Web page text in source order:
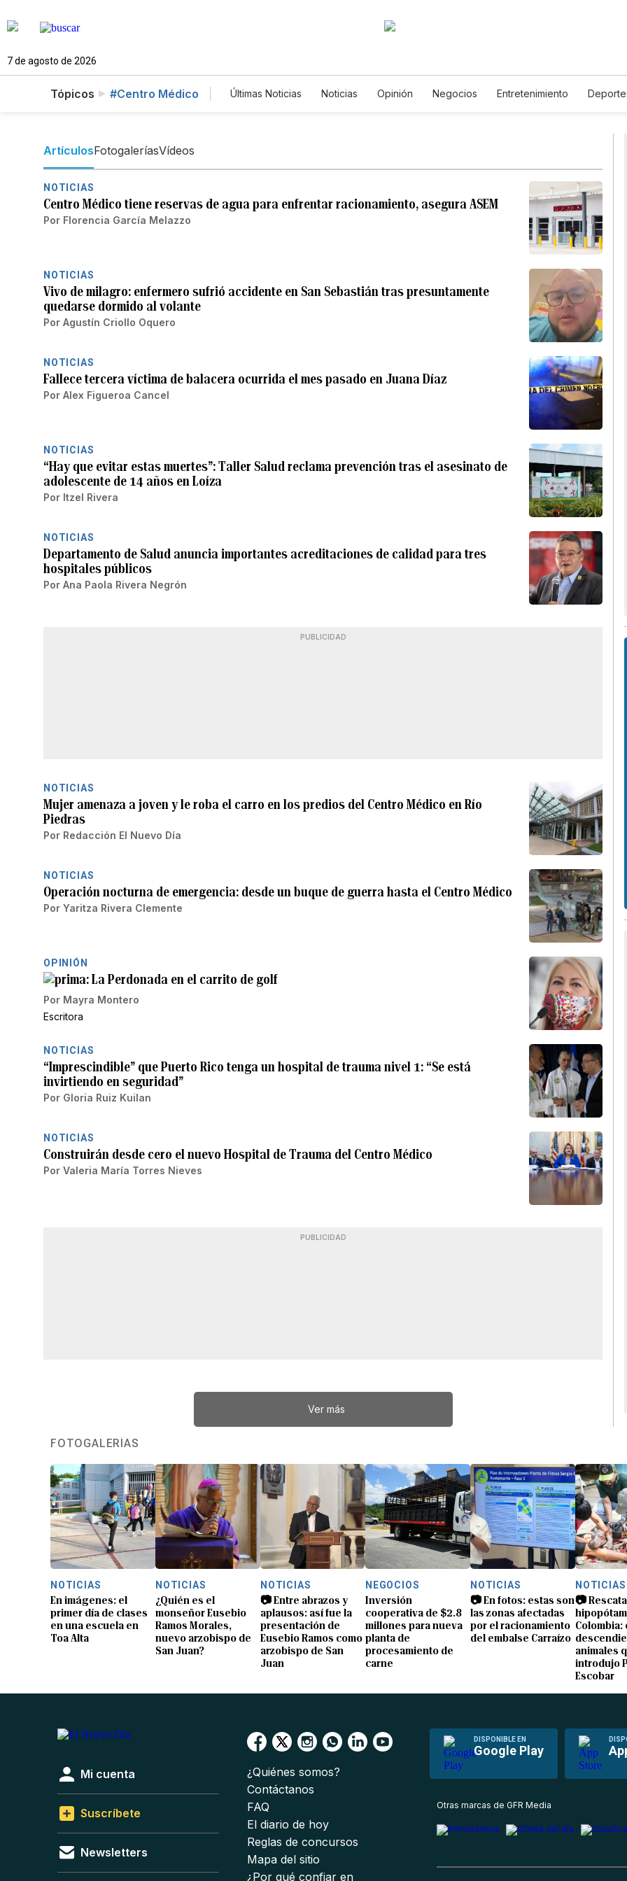
7 de agosto de 2026
Tópicos #Centro Médico Últimas Noticias Noticias Opinión Negocios Entretenimiento
ArtículosFotogaleríasVídeos
NOTICIAS
Centro Médico tiene reservas de agua para enfrentar racionamiento, asegura ASEM
Por Florencia García Melazzo
NOTICIAS
Vivo de milagro: enfermero sufrió accidente en San Sebastián tras presuntamente
quedarse dormido al volante
Por Agustín Criollo Oquero
NOTICIAS
Fallece tercera víctima de balacera ocurrida el mes pasado en Juana Díaz
Por Alex Figueroa Cancel
NOTICIAS
“Hay que evitar estas muertes”: Taller Salud reclama prevención tras el asesinato de
adolescente de 14 años en Loíza
Por Itzel Rivera
NOTICIAS
Departamento de Salud anuncia importantes acreditaciones de calidad para tres
hospitales públicos
Por Ana Paola Rivera Negrón
PUBLICIDAD
NOTICIAS
Mujer amenaza a joven y le roba el carro en los predios del Centro Médico en Río
Piedras
Por Redacción El Nuevo Día
NOTICIAS
Operación nocturna de emergencia: desde un buque de guerra hasta el Centro Médico
Por Yaritza Rivera Clemente
OPINIÓN
La Perdonada en el carrito de golf
Por Mayra Montero
Escritora
NOTICIAS
“Imprescindible” que Puerto Rico tenga un hospital de trauma nivel 1: “Se está
invirtiendo en seguridad”
Por Gloria Ruiz Kuilan
NOTICIAS
Construirán desde cero el nuevo Hospital de Trauma del Centro Médico
Por Valeria María Torres Nieves
PUBLICIDAD
Ver más
FOTOGALERÍAS
NOTICIAS
En imágenes: el
primer día de clases
en una escuela en
Toa Alta
NOTICIAS
¿Quién es el
monseñor Eusebio
Ramos Morales,
nuevo arzobispo de
San Juan?
NOTICIAS
📷 Entre abrazos y
aplausos: así fue la
presentación de
Eusebio Ramos como
arzobispo de San
Juan
NEGOCIOS
Inversión
cooperativa de $2.8
millones para nueva
planta de
procesamiento de
carne
NOTICIAS
📷 En fotos: estas son
las zonas afectadas
por el racionamiento
del embalse Carraízo
NOTICIAS
📷
Colombia:
animales
introdujo
Escobar
DISPONIBLE EN
Google Play
Mi cuenta
Suscríbete
Newsletters
¿Quiénes somos?
Contáctanos
FAQ
El diario de hoy
Reglas de concursos
Mapa del sitio
¿Por qué confiar en
Otras marcas de GFR Media